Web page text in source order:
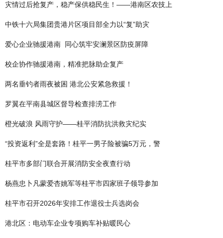
灾情过后抢复产，稳产保供稳民生！——港南区农技上
中铁十六局集团贵港片区项目部全力以“复”助灾
爱心企业驰援港南 同心筑牢安澜景区防疫屏障
校企协作驰援港南，精准把脉助企复产
两名垂钓者雨夜被困 港北公安紧急救援！
罗翼在平南县城区督导检查排涝工作
橙光破浪 风雨守护——桂平消防抗洪救灾纪实
“投资返利”全是套路！桂平一男子险被骗5万元，警
桂平市多部门联合开展消防安全夜查行动
杨燕忠卜凡蒙爱杏姚军等桂平市四家班子领导参加
桂平市召开2026年安排工作退役士兵选岗会
港北区：电动车企业专项购车补贴暖民心